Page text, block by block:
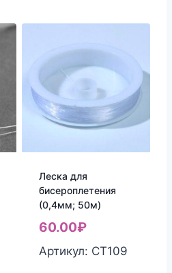
Леска для
бисероплетения
(0,4мм; 50м)
60.00₽
Артикул: СТ109